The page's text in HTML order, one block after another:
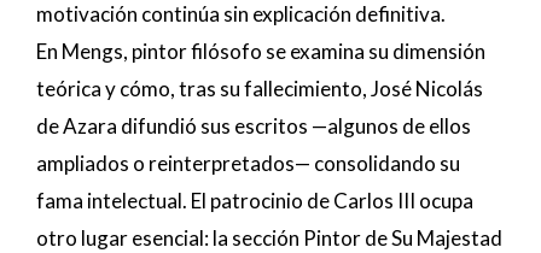
motivación continúa sin explicación definitiva.
En Mengs, pintor filósofo se examina su dimensión
teórica y cómo, tras su fallecimiento, José Nicolás
de Azara difundió sus escritos —algunos de ellos
ampliados o reinterpretados— consolidando su
fama intelectual. El patrocinio de Carlos III ocupa
otro lugar esencial: la sección Pintor de Su Majestad